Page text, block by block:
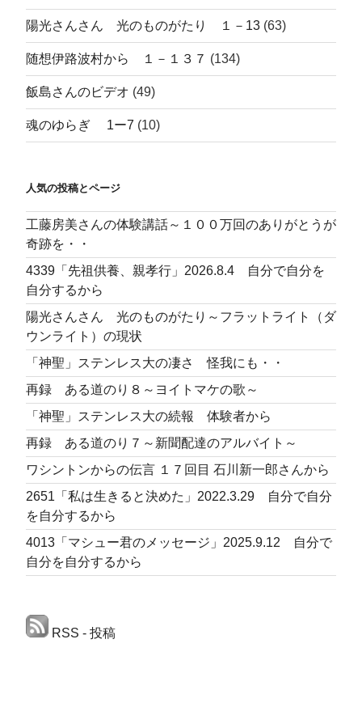
陽光さんさん 光のものがたり １－13 (63)
随想伊路波村から １－１３７ (134)
飯島さんのビデオ (49)
魂のゆらぎ 1ー7 (10)
人気の投稿とページ
工藤房美さんの体験講話～１００万回のありがとうが
奇跡を・・
4339「先祖供養、親孝行」2026.8.4 自分で自分を
自分するから
陽光さんさん 光のものがたり～フラットライト（ダ
ウンライト）の現状
「神聖」ステンレス大の凄さ 怪我にも・・
再録 ある道のり８～ヨイトマケの歌～
「神聖」ステンレス大の続報 体験者から
再録 ある道のり７～新聞配達のアルバイト～
ワシントンからの伝言 １７回目 石川新一郎さんから
2651「私は生きると決めた」2022.3.29 自分で自分
を自分するから
4013「マシュー君のメッセージ」2025.9.12 自分で
自分を自分するから
RSS - 投稿